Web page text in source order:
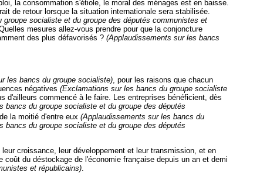
la consommation s'étiole, le moral des ménages est en baisse.
de retour lorsque la situation internationale sera stabilisée.
groupe socialiste et du groupe des députés communistes et
mesures allez-vous prendre pour que la conjoncture
des plus défavorisés ? (Applaudissements sur les bancs
les bancs du groupe socialiste), pour les raisons que chacun
négatives (Exclamations sur les bancs du groupe socialiste
d'ailleurs commencé à le faire. Les entreprises bénéficient, dès
du groupe socialiste et du groupe des députés
la moitié d'entre eux (Applaudissements sur les bancs du
bancs du groupe socialiste et du groupe des députés
croissance, leur développement et leur transmission, et en
du déstockage de l'économie française depuis un an et demi
et républicains).